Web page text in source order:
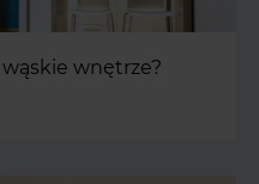
wąskie wnętrze?